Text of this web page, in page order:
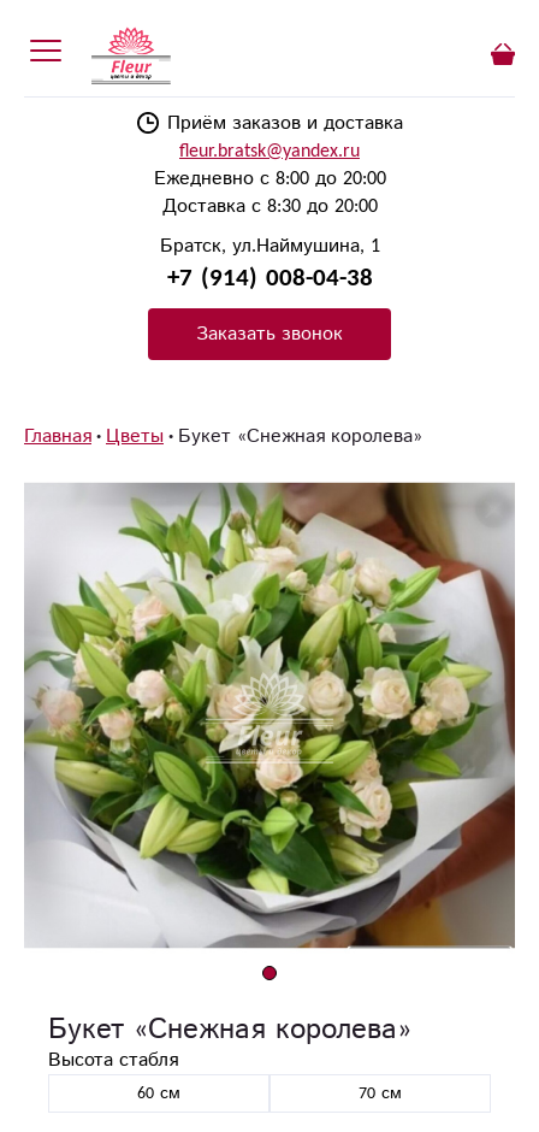
Приём заказов и доставка
fleur.bratsk@yandex.ru
Ежедневно с 8:00 до 20:00
Доставка с 8:30 до 20:00
Братск, ул.Наймушина, 1
+7 (914) 008-04-38
Заказать звонок
Главная Цветы Букет «Снежная королева»
Букет «Снежная королева»
Высота стабля
60 см 70 см